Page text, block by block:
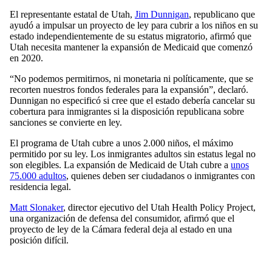
El representante estatal de Utah, Jim Dunnigan, republicano que
ayudó a impulsar un proyecto de ley para cubrir a los niños en su
estado independientemente de su estatus migratorio, afirmó que
Utah necesita mantener la expansión de Medicaid que comenzó
en 2020.
“No podemos permitirnos, ni monetaria ni políticamente, que se
recorten nuestros fondos federales para la expansión”, declaró.
Dunnigan no especificó si cree que el estado debería cancelar su
cobertura para inmigrantes si la disposición republicana sobre
sanciones se convierte en ley.
El programa de Utah cubre a unos 2.000 niños, el máximo
permitido por su ley. Los inmigrantes adultos sin estatus legal no
son elegibles. La expansión de Medicaid de Utah cubre a unos
75.000 adultos, quienes deben ser ciudadanos o inmigrantes con
residencia legal.
Matt Slonaker, director ejecutivo del Utah Health Policy Project,
una organización de defensa del consumidor, afirmó que el
proyecto de ley de la Cámara federal deja al estado en una
posición difícil.